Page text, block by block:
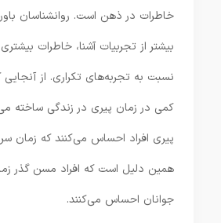
خاطرات در ذهن است. روانشناسان
بیشتر از تجربیات آشنا، خاطرات
نسبت به تجربه‌های تکراری. از
کمی در زمان پیری در زندگی ساخته
پیری افراد احساس می‌کنند که زمان
همین دلیل است که افراد مسن گذر
جوانان احساس می‌کنند.